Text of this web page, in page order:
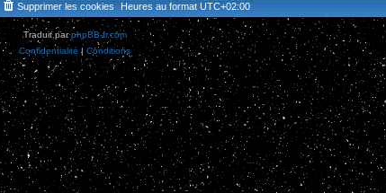
Heures au format UTC+02:00
Supprimer les cookies
Traduit parphpBB-fr.com
Confidentialité | Conditions